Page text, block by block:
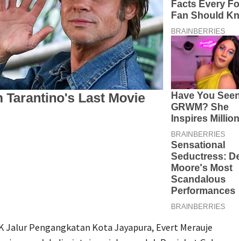
Jalur Pengangkatan Kota Jayapura, Evert Merauje